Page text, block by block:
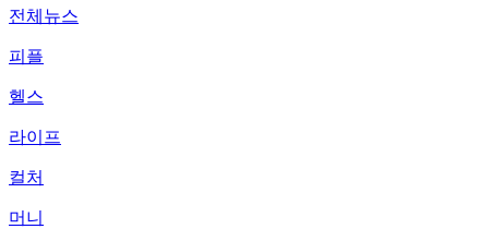
전체뉴스
피플
헬스
라이프
컬처
머니